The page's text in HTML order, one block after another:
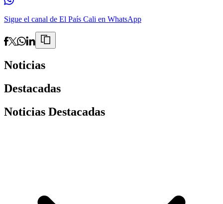
Sigue el canal de El País Cali en WhatsApp
Noticias
Destacadas
Noticias Destacadas